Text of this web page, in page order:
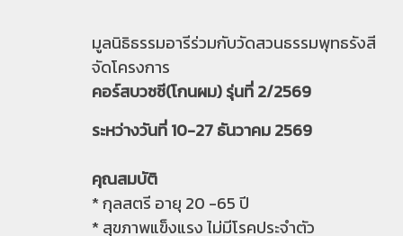
มูลนิธิธรรมอารีร่วมกับวัดสวนธรรมพุทธรังสี
จัดโครงการ
คอร์สบวชชี(โกนผม) รุ่นที่ 2/2569
ระหว่างวันที่ 10-27 ธันวาคม 2569
คุณสมบัติ
* กุลสตรี อายุ 20 -65 ปี
* สุขภาพแข็งแรง ไม่มีโรคประจำตัว